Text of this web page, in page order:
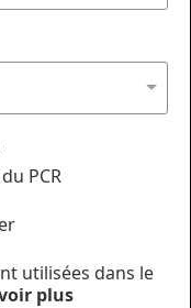
PCR
utilisées dans le
plus